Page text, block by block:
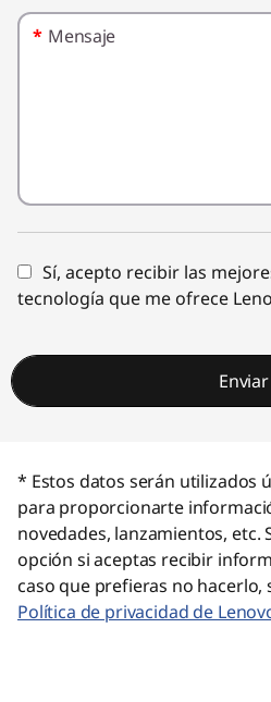
* Mensaje
Sí, acepto recibir las
tecnología que me ofrece
Enviar
* Estos datos serán utilizados
para proporcionarte
novedades, lanzamientos, etc.
opción si aceptas recibir
caso que prefieras no hacerlo,
Política de privacidad de